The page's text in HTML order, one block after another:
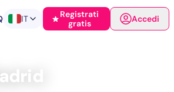
IT
Registrati
gratis
Accedi